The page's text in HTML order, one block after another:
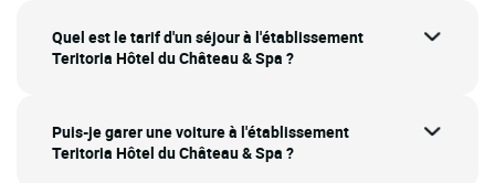
Quel est le tarif d'un séjour à l'établissement
Teritoria Hôtel du Château & Spa ?
Puis-je garer une voiture à l'établissement
Teritoria Hôtel du Château & Spa ?